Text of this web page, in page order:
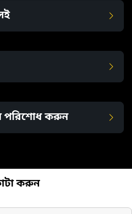
পরিশোধ করুন
করুন